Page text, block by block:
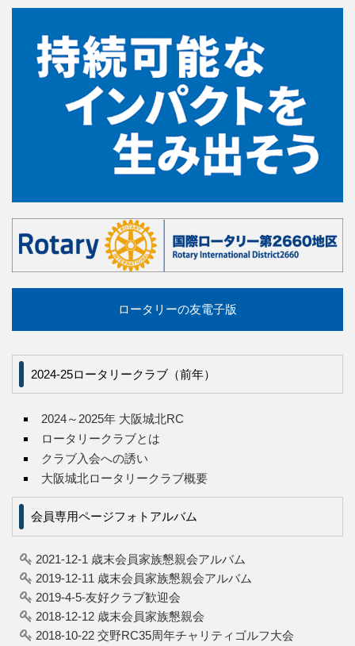
ロータリーの友電子版
2024-25ロータリークラブ（前年）
2024～2025年 大阪城北RC
ロータリークラブとは
クラブ入会への誘い
大阪城北ロータリークラブ概要
会員専用ページフォトアルバム
2021-12-1 歳末会員家族懇親会アルバム
2019-12-11 歳末会員家族懇親会アルバム
2019-4-5-友好クラブ歓迎会
2018-12-12 歳末会員家族懇親会
2018-10-22 交野RC35周年チャリティゴルフ大会